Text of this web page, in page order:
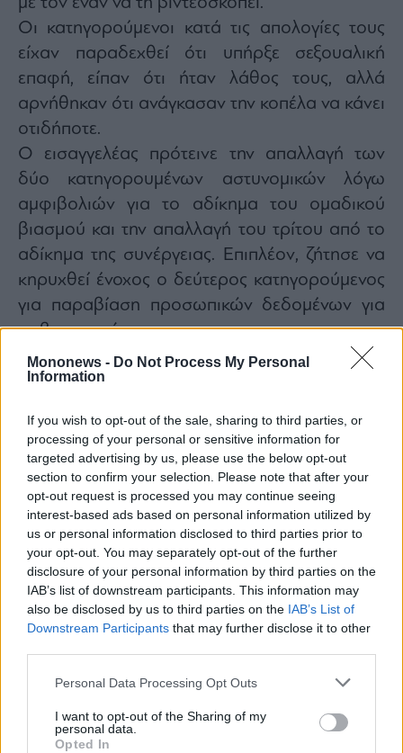
Mononews - Do Not Process My Personal
Information
If you wish to opt-out of the sale, sharing to third parties, or
processing of your personal or sensitive information for
targeted advertising by us, please use the below opt-out
section to confirm your selection. Please note that after your
opt-out request is processed you may continue seeing
interest-based ads based on personal information utilized by
us or personal information disclosed to third parties prior to
your opt-out. You may separately opt-out of the further
disclosure of your personal information by third parties on the
IAB’s list of downstream participants. This information may
also be disclosed by us to third parties on the IAB’s List of
Downstream Participants that may further disclose it to other
Personal Data Processing Opt Outs
I want to opt-out of the Sharing of my
personal data.
Opted In
Οι κατηγορούμενοι κατά τις απολογίες τους
είχαν παραδεχθεί ότι υπήρξε σεξουαλική
επαφή, είπαν ότι ήταν λάθος τους, αλλά
αρνήθηκαν ότι ανάγκασαν την κοπέλα να κάνει
οτιδήποτε.
Ο εισαγγελέας πρότεινε την απαλλαγή των
δύο κατηγορουμένων αστυνομικών λόγω
αμφιβολιών για το αδίκημα του ομαδικού
βιασμού και την απαλλαγή του τρίτου από το
αδίκημα της συνέργειας. Επιπλέον, ζήτησε να
κηρυχθεί ένοχος ο δεύτερος κατηγορούμενος
για παραβίαση προσωπικών δεδομένων για
τη βιντεοσκόπηση.